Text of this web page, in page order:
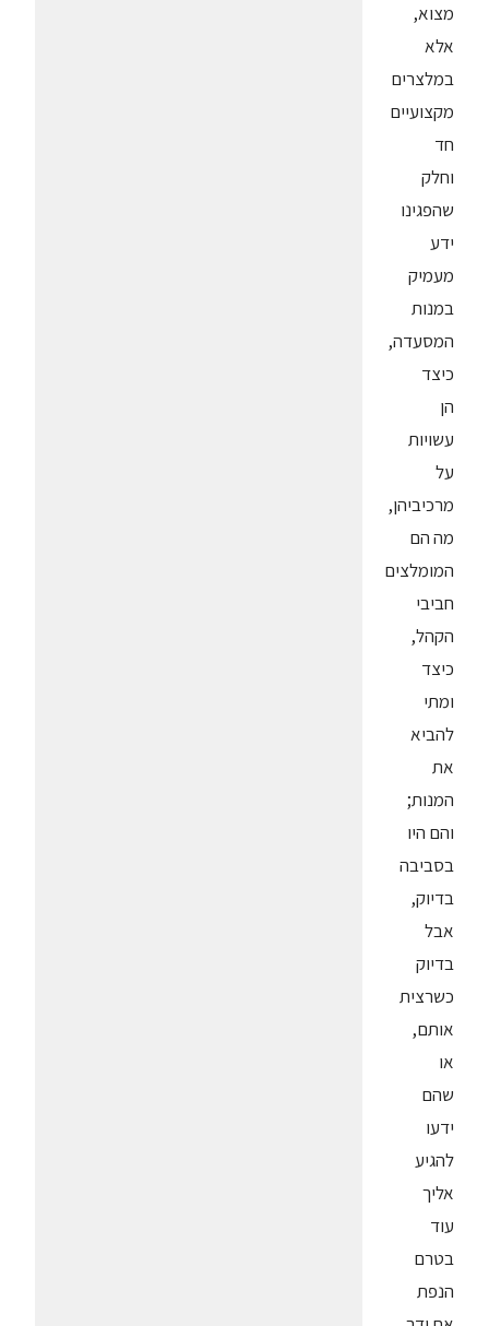
מצוא,
אלא
במלצרים
מקצועיים
חד
וחלק
שהפגינו
ידע
מעמיק
במנות
המסעדה,
כיצד
הן
עשויות
על
מרכיביהן,
מה הם
המומלצים
חביבי
הקהל,
כיצד
ומתי
להביא
את
המנות;
והם היו
בסביבה
בדיוק,
אבל
בדיוק
כשרצית
אותם,
או
שהם
ידעו
להגיע
אליך
עוד
בטרם
הנפת